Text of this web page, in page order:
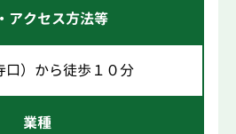
アクセス方法等
口）から徒歩１０分
業種